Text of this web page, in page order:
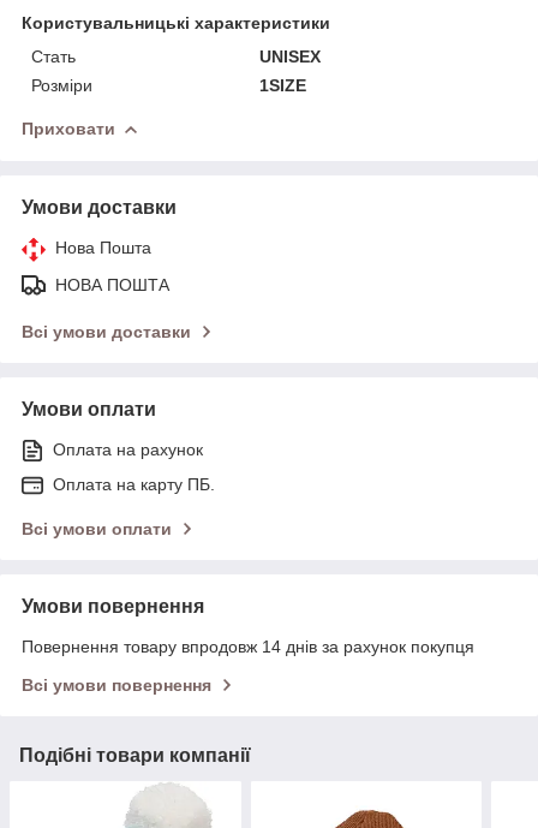
Користувальницькі характеристики
Стать
UNISEX
Розміри
1SIZE
Приховати
Умови доставки
Нова Пошта
НОВА ПОШТА
Всі умови доставки
Умови оплати
Оплата на рахунок
Оплата на карту ПБ.
Всі умови оплати
Умови повернення
Повернення товару впродовж 14 днів за рахунок покупця
Всі умови повернення
Подібні товари компанії